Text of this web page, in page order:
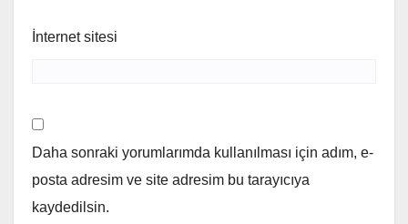
İnternet sitesi
Daha sonraki yorumlarımda kullanılması için adım, e-
posta adresim ve site adresim bu tarayıcıya
kaydedilsin.